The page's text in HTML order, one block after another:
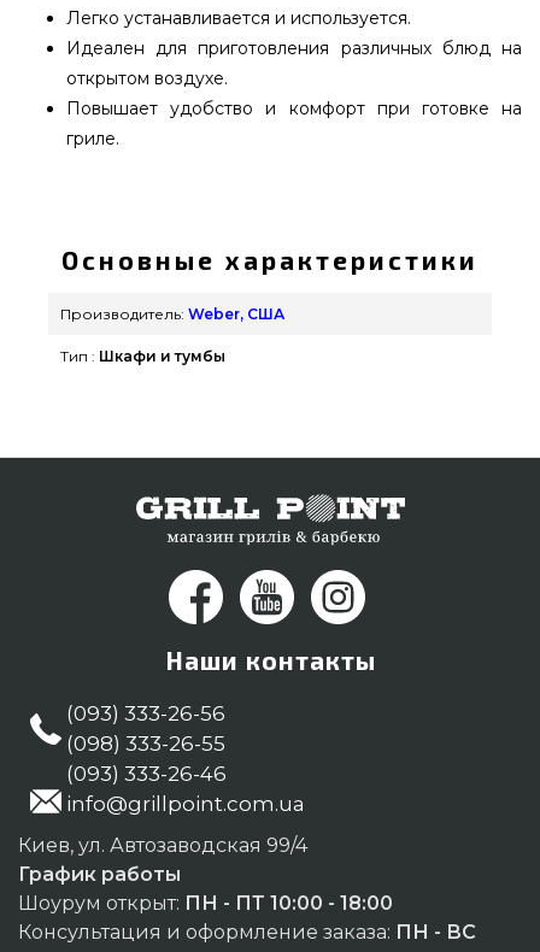
Легко устанавливается и используется.
Идеален для приготовления различных блюд на
открытом воздухе.
Повышает удобство и комфорт при готовке на
гриле.
лучших брендов Weber, США по оправданной
стоимости всего 68 739 грн. в каталоге грилей и
барбекью grillpoint.com.ua Взгляните и купите
каталоге grillpoint.com.ua Напишите прямо
жителям городов: Одесса, Ужгород, Полтава
Основные характеристики
Производитель: Weber, США
Тип : Шкафи и тумбы
Наши контакты
(093) 333-26-56
(098) 333-26-55
(093) 333-26-46
info@grillpoint.com.ua
Киев, ул. Автозаводская 99/4
График работы
Шоурум открыт: ПН - ПТ 10:00 - 18:00
Консультация и оформление заказа: ПН - ВС